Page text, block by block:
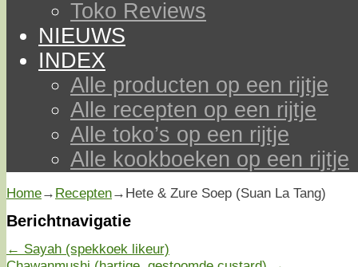
Toko Reviews
NIEUWS
INDEX
Alle producten op een rijtje
Alle recepten op een rijtje
Alle toko’s op een rijtje
Alle kookboeken op een rijtje
Home→ Recepten→ Hete & Zure Soep (Suan La Tang)
Berichtnavigatie
← Sayah (spekkoek likeur)